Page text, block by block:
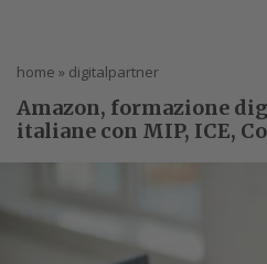
home » digitalpartner
Amazon, formazione
italiane con MIP, ICE,